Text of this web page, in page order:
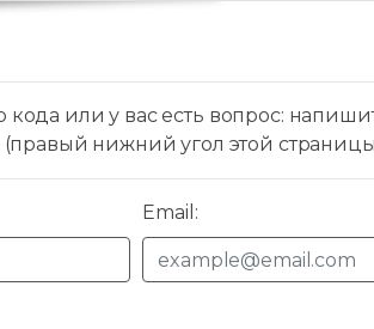
или у вас есть вопрос:
(правый нижний угол этой
Email: